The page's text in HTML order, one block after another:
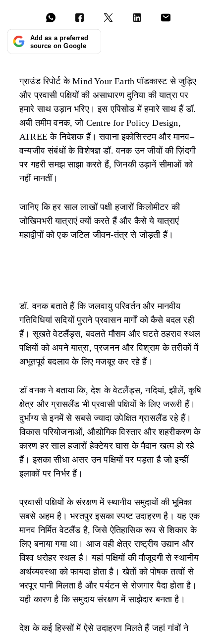
Add as a preferred
source on Google
ग्राउंड रिपोर्ट के Mind Your Earth पॉडकास्ट से जुड़िए
और प्रवासी पक्षियों की असाधारण दुनिया की यात्रा पर
हमारे साथ उड़ान भरिए। इस एपिसोड में हमारे साथ हैं डॉ.
अबी तमीम वनक, जो Centre for Policy Design,
ATREE के निदेशक हैं। सवाना इकोसिस्टम और मानव–
वन्यजीव संबंधों के विशेषज्ञ डॉ. वनक उन जीवों की ज़िंदगी
पर गहरी समझ साझा करते हैं, जिनकी उड़ानें सीमाओं को
नहीं मानतीं।
जानिए कि हर साल लाखों पक्षी हजारों किलोमीटर की
जोखिमभरी यात्राएं क्यों करते हैं और कैसे ये यात्राएं
महाद्वीपों को एक जटिल जीवन-तंत्र से जोड़ती हैं।
डॉ. वनक बताते हैं कि जलवायु परिवर्तन और मानवीय
गतिविधियां सदियों पुराने प्रवासन मार्गों को कैसे बदल रही
हैं। सूखते वेटलैंड्स, बदलते मौसम और घटते ठहराव स्थल
पक्षियों को अपने यात्रा, प्रजनन और विश्राम के तरीकों में
अभूतपूर्व बदलाव के लिए मजबूर कर रहे हैं।
डॉ वनक ने बताया कि, देश के वेटलैंड्स, नदियां, झीलें, कृषि
क्षेत्र और ग्रासलैंड भी प्रवासी पक्षियों के लिए जरूरी हैं।
दुर्भाग्य से इनमें से सबसे ज्यादा उपेक्षित ग्रासलैंड रहे हैं।
विकास परियोजनाओं, औद्योगिक विस्तार और शहरीकरण के
कारण हर साल हजारों हेक्टेयर घास के मैदान खत्म हो रहे
हैं। इसका सीधा असर उन पक्षियों पर पड़ता है जो इन्हीं
इलाकों पर निर्भर हैं।
प्रवासी पक्षियों के संरक्षण में स्थानीय समुदायों की भूमिका
सबसे अहम है। भरतपुर इसका स्पष्ट उदाहरण है। यह एक
मानव निर्मित वेटलैंड है, जिसे ऐतिहासिक रूप से शिकार के
लिए बनाया गया था। आज वही क्षेत्र राष्ट्रीय उद्यान और
विश्व धरोहर स्थल है। यहां पक्षियों की मौजूदगी से स्थानीय
अर्थव्यवस्था को फायदा होता है। खेतों को पोषक तत्वों से
भरपूर पानी मिलता है और पर्यटन से रोजगार पैदा होता है।
यही कारण है कि समुदाय संरक्षण में साझेदार बनता है।
देश के कई हिस्सों में ऐसे उदाहरण मिलते हैं जहां गांवों ने